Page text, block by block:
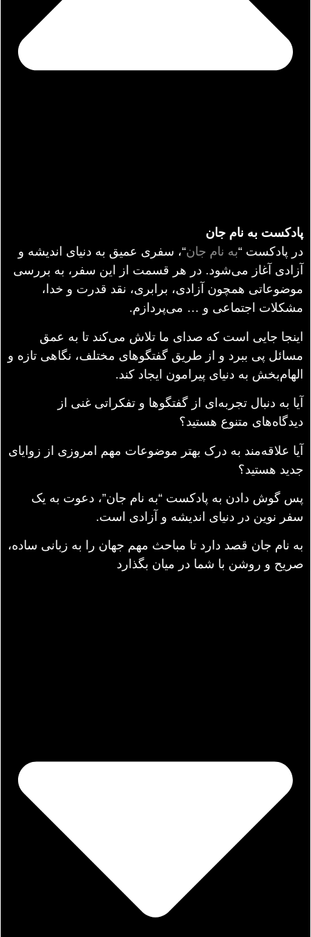
پادکست به نام جان
در پادکست “به نام جان“، سفری عمیق به دنیای اندیشه و
آزادی آغاز می‌شود. در هر قسمت از این سفر، به بررسی
موضوعاتی همچون آزادی، برابری، نقد قدرت و خدا،
مشکلات اجتماعی و … می‌پردازم.
اینجا جایی است که صدای ما تلاش می‌کند تا به عمق
مسائل پی ببرد و از طریق گفتگوهای مختلف، نگاهی تازه و
الهام‌بخش به دنیای پیرامون ایجاد کند.
آیا به دنبال تجربه‌ای از گفتگوها و تفکراتی غنی از
دیدگاه‌های متنوع هستید؟
آیا علاقه‌مند به درک بهتر موضوعات مهم امروزی از زوایای
جدید هستید؟
پس گوش دادن به پادکست “به نام جان”، دعوت به یک
سفر نوین در دنیای اندیشه و آزادی است.
به نام جان قصد دارد تا مباحث مهم جهان را به زبانی ساده،
صریح و روشن با شما در میان بگذارد